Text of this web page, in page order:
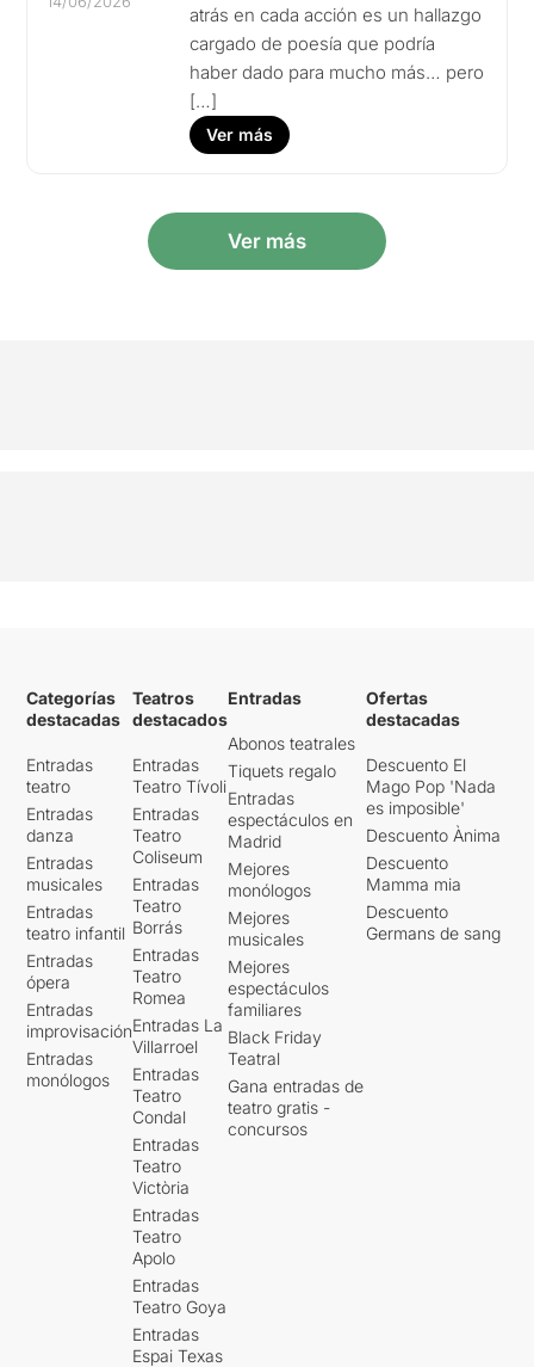
atrás en cada acción es un hallazgo
cargado de poesía que podría
haber dado para mucho más… pero
[…]
Ver más
Ver más
Categorías
destacadas
Entradas
teatro
Entradas
danza
Entradas
musicales
Entradas
teatro infantil
Entradas
ópera
Entradas
improvisación
Entradas
monólogos
Teatros
destacados
Entradas
Teatro Tívoli
Entradas
Teatro
Coliseum
Entradas
Teatro
Borrás
Entradas
Teatro
Romea
Entradas La
Villarroel
Entradas
Teatro
Condal
Entradas
Teatro
Victòria
Entradas
Teatro
Apolo
Entradas
Teatro Goya
Entradas
Espai Texas
Entradas
Abonos teatrales
Tiquets regalo
Entradas
espectáculos en
Madrid
Mejores
monólogos
Mejores
musicales
Mejores
espectáculos
familiares
Black Friday
Teatral
Gana entradas de
teatro gratis -
concursos
Ofertas
destacadas
Descuento El
Mago Pop 'Nada
es imposible'
Descuento Ànima
Descuento
Mamma mia
Descuento
Germans de sang